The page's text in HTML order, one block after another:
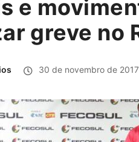
e
greve no
30 de novembro de 2017